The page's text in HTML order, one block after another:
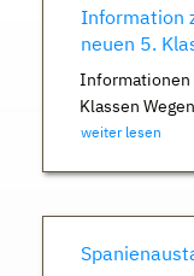
Information
neuen 5.
Informationen
Klassen
weiter lesen